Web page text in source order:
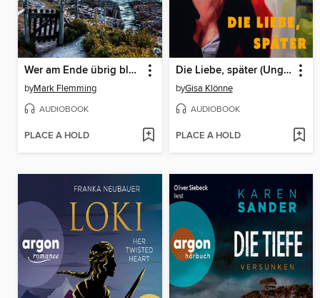
Wer am Ende übrig bleibt (Ungekürzte Lesung)
byMark Flemming
AUDIOBOOK
PLACE A HOLD
Die Liebe, später (Ungekürzte Lesung)
byGisa Klönne
AUDIOBOOK
PLACE A HOLD